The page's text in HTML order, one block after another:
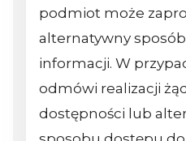
podmiot może
alternatywny
informacji. W
odmówi realizacji
dostępności lub